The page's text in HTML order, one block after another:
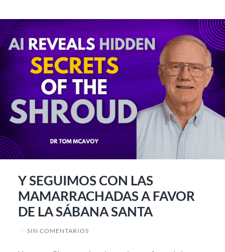
Y SEGUIMOS CON LAS
MAMARRACHADAS A FAVOR
DE LA SÁBANA SANTA
/ SIN COMENTARIOS